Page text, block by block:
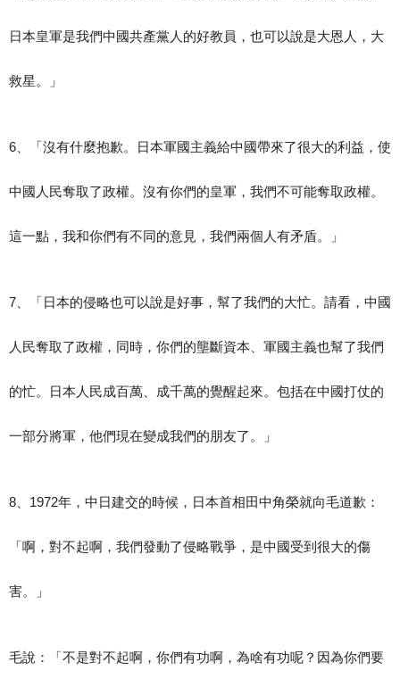
日本皇軍是我們中國共產黨人的好教員，也可以說是大恩人，大
救星。」
6、「沒有什麼抱歉。日本軍國主義給中國帶來了很大的利益，使
中國人民奪取了政權。沒有你們的皇軍，我們不可能奪取政權。
這一點，我和你們有不同的意見，我們兩個人有矛盾。」
7、「日本的侵略也可以說是好事，幫了我們的大忙。請看，中國
人民奪取了政權，同時，你們的壟斷資本、軍國主義也幫了我們
的忙。日本人民成百萬、成千萬的覺醒起來。包括在中國打仗的
一部分將軍，他們現在變成我們的朋友了。」
8、1972年，中日建交的時候，日本首相田中角榮就向毛道歉：
「啊，對不起啊，我們發動了侵略戰爭，是中國受到很大的傷
害。」
毛說：「不是對不起啊，你們有功啊，為啥有功呢？因為你們要